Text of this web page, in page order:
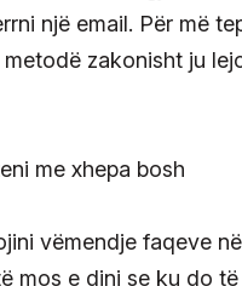
një email. Për më
zakonisht ju
vëmendje faqeve
mos e dini se ku do